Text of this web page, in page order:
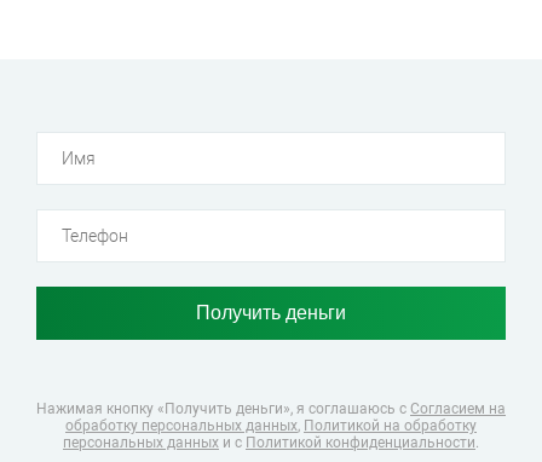
Нажимая кнопку «Получить деньги», я соглашаюсь с Согласием на
обработку персональных данных, Политикой на обработку
персональных данных и с Политикой конфиденциальности.